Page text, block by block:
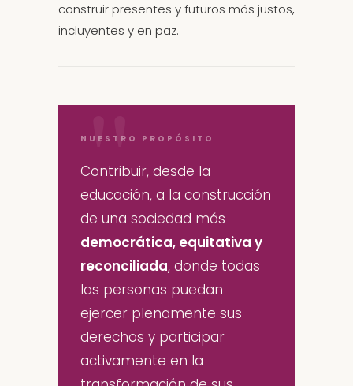
construir presentes y futuros más justos,
incluyentes y en paz.
NUESTRO PROPÓSITO
Contribuir, desde la
educación, a la construcción
de una sociedad más
democrática, equitativa y
reconciliada, donde todas
las personas puedan
ejercer plenamente sus
derechos y participar
activamente en la